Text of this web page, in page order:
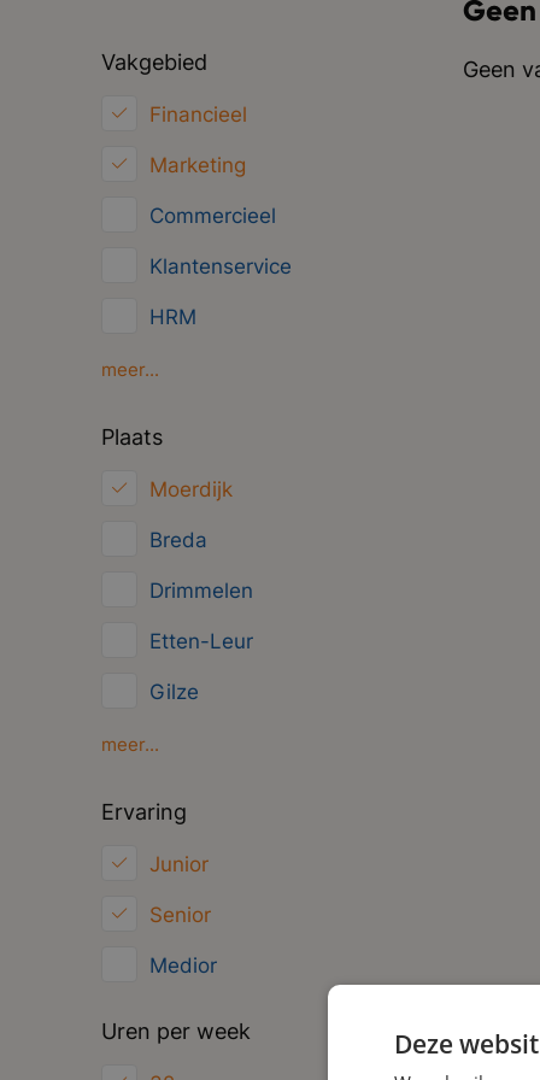
Vakgebied
Financieel
Marketing
Commercieel
Klantenservice
HRM
Inkoop/Logistiek
meer...
Plaats
Moerdijk
Breda
Drimmelen
Etten-Leur
Gilze
Oosterhout
meer...
Ervaring
Junior
Senior
Medior
Uren per week
Geen
Deze